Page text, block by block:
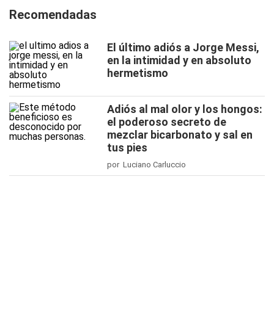
Recomendadas
El último adiós a Jorge Messi,
en la intimidad y en absoluto
hermetismo
Adiós al mal olor y los hongos:
el poderoso secreto de
mezclar bicarbonato y sal en
tus pies
por Luciano Carluccio